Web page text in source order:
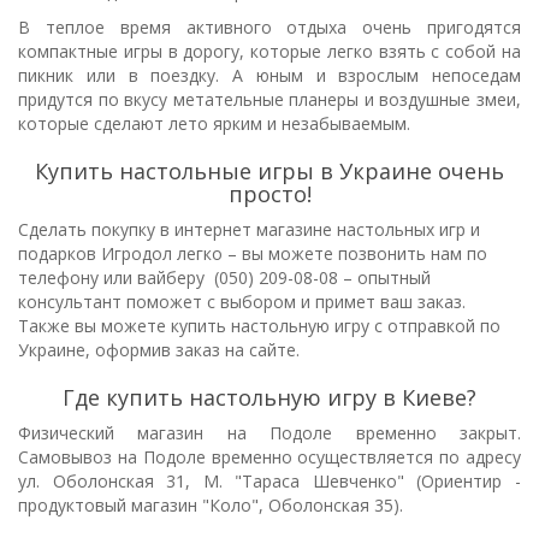
В теплое время активного отдыха очень пригодятся
компактные игры в дорогу, которые легко взять с собой на
пикник или в поездку. А юным и взрослым непоседам
придутся по вкусу метательные планеры и воздушные змеи,
которые сделают лето ярким и незабываемым.
Купить настольные игры в Украине очень
просто!
Сделать покупку в интернет магазине настольных игр и
подарков Игродол легко – вы можете позвонить нам по
телефону или вайберу (050) 209-08-08 – опытный
консультант поможет с выбором и примет ваш заказ.
Также вы можете купить настольную игру с отправкой по
Украине, оформив заказ на сайте.
Где купить настольную игру в Киеве?
Физический магазин на Подоле временно закрыт.
Самовывоз на Подоле временно осуществляется по адресу
ул. Оболонская 31, М. "Тараса Шевченко" (Ориентир -
продуктовый магазин "Коло", Оболонская 35).